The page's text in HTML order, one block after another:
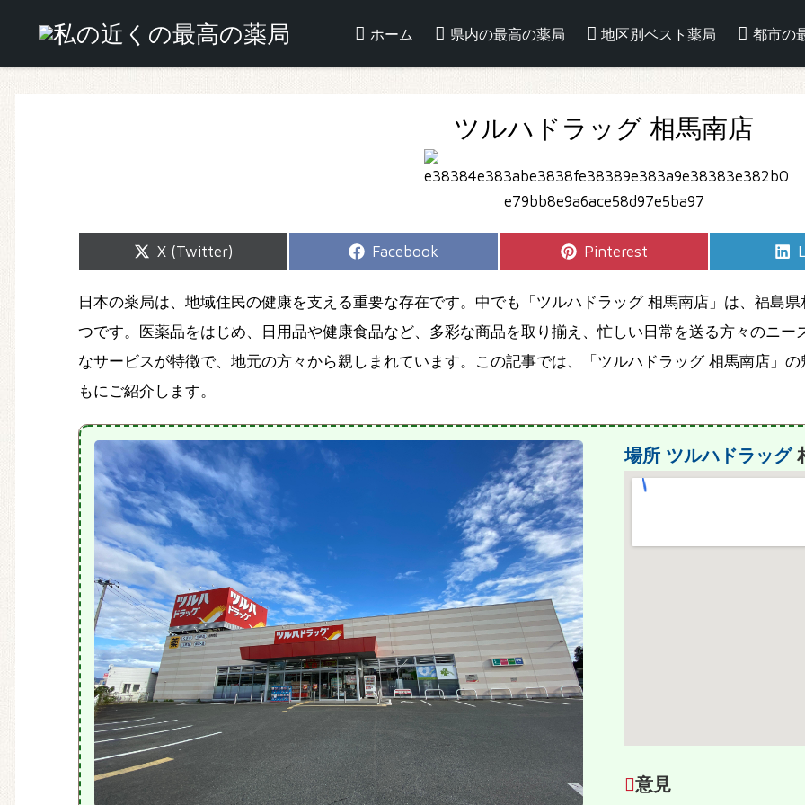
ホーム 県内の最高の薬局 地区別ベスト薬局 都市の
ツルハドラッグ 相馬南店
Share
X (Twitter)
Share
Facebook
Share
Pinterest
日本の薬局は、地域住民の健康を支える重要な存在です。中でも「ツルハドラッグ 相馬南店」は、福島
つです。医薬品をはじめ、日用品や健康食品など、多彩な商品を取り揃え、忙しい日常を送る方々のニ
なサービスが特徴で、地元の方々から親しまれています。この記事では、「ツルハドラッグ 相馬南店」
もにご紹介します。
場所 ツルハドラッグ
意見